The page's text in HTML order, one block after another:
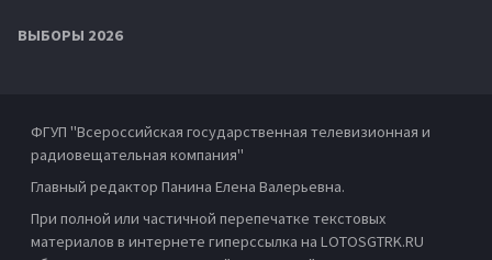
ВЫБОРЫ 2026
ФГУП "Всероссийская государственная телевизионная и
радиовещательная компания"
Главный редактор Панина Елена Валерьевна.
При полной или частичной перепечатке текстовых
материалов в интернете гиперссылка на LOTOSGTRK.RU